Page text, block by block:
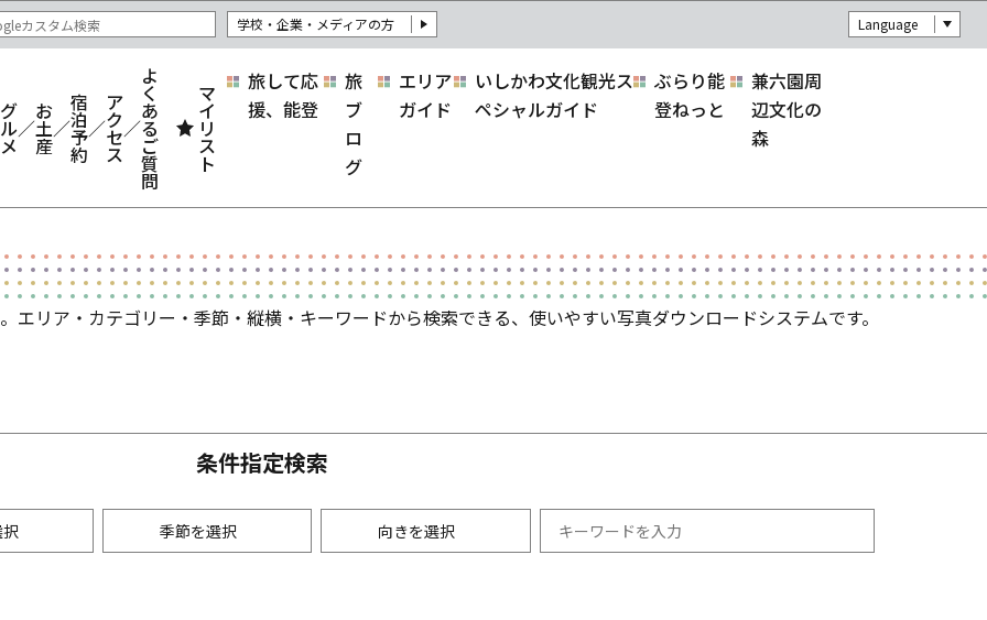
学校・企業・メディアの方 Language
グ
ル
メ
お
土
産
宿
泊
予
約
ア
ク
セ
ス
よ
く
あ
る
ご
質
問
マ
イ
リ
ス
ト
旅して応
援、能登
旅
ブ
ロ
グ
エリア
ガイド
いしかわ文化観光ス
ペシャルガイド
ぶらり能
登ねっと
兼六園周
辺文化の
森
リア・カテゴリー・季節・縦横・キーワードから検索できる、使いやすい写真ダウンロードシステムです。
条件指定検索
季節を選択 向きを選択